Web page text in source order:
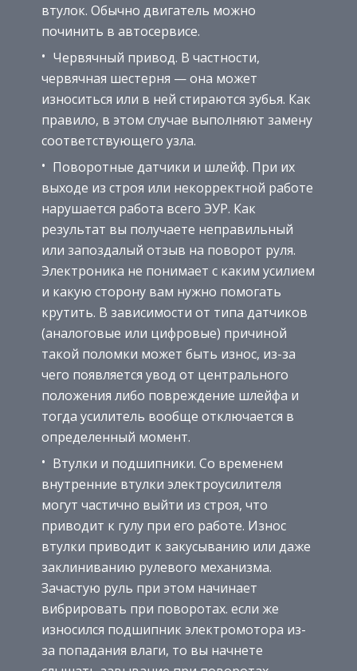
втулок. Обычно двигатель можно
починить в автосервисе.
Червячный привод. В частности,
червячная шестерня — она может
износиться или в ней стираются зубья. Как
правило, в этом случае выполняют замену
соответствующего узла.
Поворотные датчики и шлейф. При их
выходе из строя или некорректной работе
нарушается работа всего ЭУР. Как
результат вы получаете неправильный
или запоздалый отзыв на поворот руля.
Электроника не понимает с каким усилием
и какую сторону вам нужно помогать
крутить. В зависимости от типа датчиков
(аналоговые или цифровые) причиной
такой поломки может быть износ, из-за
чего появляется увод от центрального
положения либо повреждение шлейфа и
тогда усилитель вообще отключается в
определенный момент.
Втулки и подшипники. Со временем
внутренние втулки электроусилителя
могут частично выйти из строя, что
приводит к гулу при его работе. Износ
втулки приводит к закусыванию или даже
заклиниванию рулевого механизма.
Зачастую руль при этом начинает
вибрировать при поворотах. если же
износился подшипник электромотора из-
за попадания влаги, то вы начнете